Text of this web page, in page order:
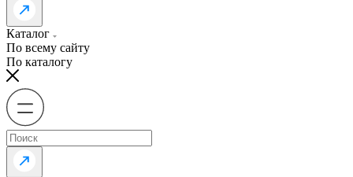
Каталог
По всему сайту
По каталогу